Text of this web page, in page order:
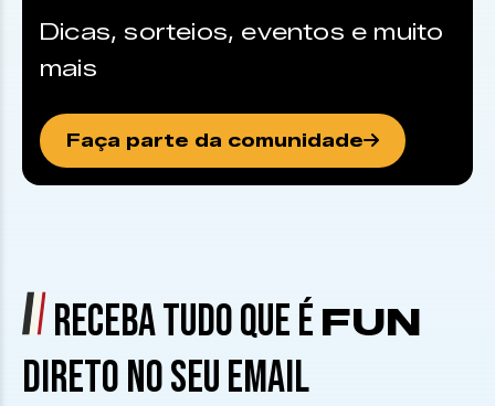
Dicas, sorteios, eventos e muito
mais
Faça parte da comunidade
RECEBA TUDO QUE É FUN
DIRETO NO SEU EMAIL